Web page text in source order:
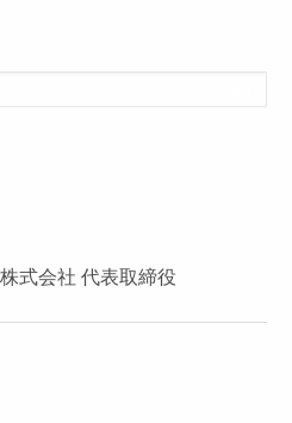
索
式会社 代表取締役